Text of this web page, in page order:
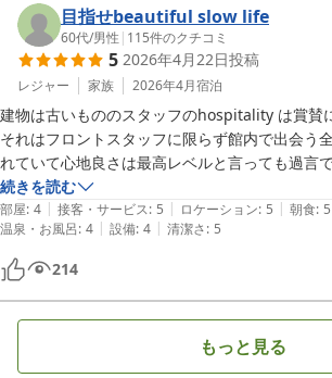
目指せbeautiful slow life
60代/男性 | 115件のクチコミ
5 2026年4月22日投稿
レジャー 家族 2026年4月宿泊
建物は古いもののスタッフのhospitality は賞賛
それはフロントスタッフに限らず館内で出会う
れていて心地良さは最高レベルと言っても過言
加えて朝と夕の料理も素晴らしく、特に刺身と
た。特に朝食に関して『昼食がいらないくらい
る朝食を作っている』と料理長がおっしゃって
れは嘘ではありませんでした。
景色も良く、本当に気持ちの良い経験をさせても
そんな最高評価を前提に一点だけ改善提案のポ
ローブを置いていただきたいと言うことです。
requestです。ぜひお願いします。
続きを読む
部屋: 4 | 接客・サービス: 5 | ロケーション: 5 | 朝食: 5
温泉・お風呂: 4 | 設備: 4 | 清潔さ: 5
214
もっと見る